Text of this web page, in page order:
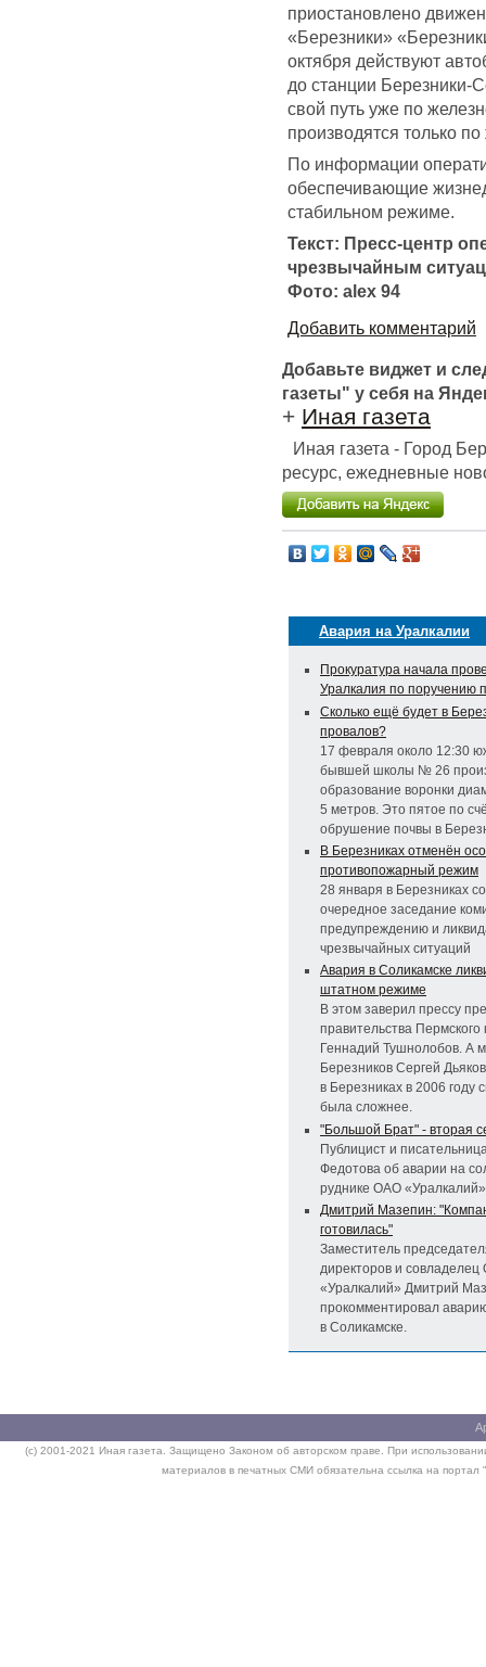
приостановлено
«Березники»
октября действуют
до станции Березники-
свой путь уже по
производятся только
По информации
обеспечивающие
стабильном режиме.
Текст: Пресс-центр
чрезвычайным
Фото: аlex 94
Добавить комментарий
Добавьте виджет и
газеты" у себя на
+ Иная газета
Иная газета - Город
ресурс, ежедневные
Авария на Уралкалии
Прокуратура начала
Уралкалия по поручению
Сколько ещё будет в
провалов?
17 февраля около 12:30
бывшей школы № 26
образование воронки
5 метров. Это пятое по
обрушение почвы в
В Березниках отменён
противопожарный режим
28 января в Березниках
очередное заседание
предупреждению и
чрезвычайных ситуаций
Авария в Соликамске
штатном режиме
В этом заверил прессу
правительства Пермского
Геннадий Тушнолобов. А
Березников Сергей
в Березниках в 2006 году
была сложнее.
"Большой Брат" - вторая
Публицист и
Федотова об аварии на
руднике ОАО «Уралкалий»
Дмитрий Мазепин:
готовилась"
Заместитель
директоров и
«Уралкалий» Дмитрий
прокомментировал
в Соликамске.
(c) 2001-2021 Иная газета. Защищено Законом об авторском праве. При
материалов в печатных СМИ обязательна ссылка на